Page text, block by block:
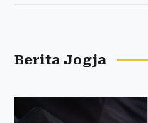
Berita Jogja